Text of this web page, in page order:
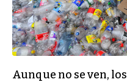
Aunque no se ven,